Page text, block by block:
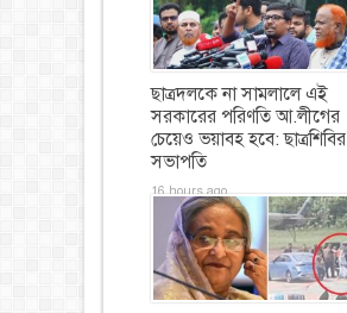
ছাত্রদলকে না সামলালে এই
সরকারের পরিণতি আ.লীগের
চেয়েও ভয়াবহ হবে: ছাত্রশিবির
সভাপতি
16 hours ago